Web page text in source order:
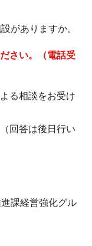
がありますか。
さい。（電話受
る相談をお受け
回答は後日行い
課経営強化グル